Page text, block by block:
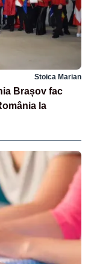
Stoica Marian
Brașov fac
la